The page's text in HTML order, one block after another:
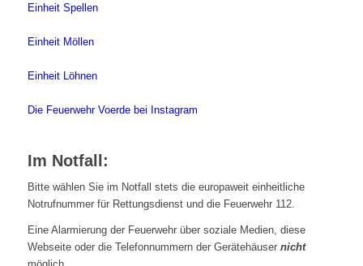
Einheit Spellen
Einheit Möllen
Einheit Löhnen
Die Feuerwehr Voerde bei Instagram
Im Notfall:
Bitte wählen Sie im Notfall stets die europaweit einheitliche
Notrufnummer für Rettungsdienst und die Feuerwehr 112.
Eine Alarmierung der Feuerwehr über soziale Medien, diese
Webseite oder die Telefonnummern der Gerätehäuser nicht